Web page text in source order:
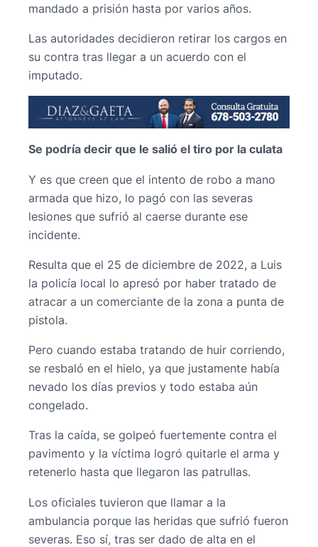
mandado a prisión hasta por varios años.
Las autoridades decidieron retirar los cargos en
su contra tras llegar a un acuerdo con el
imputado.
Se podría decir que le salió el tiro por la culata
Y es que creen que el intento de robo a mano
armada que hizo, lo pagó con las severas
lesiones que sufrió al caerse durante ese
incidente.
Resulta que el 25 de diciembre de 2022, a Luis
la policía local lo apresó por haber tratado de
atracar a un comerciante de la zona a punta de
pistola.
Pero cuando estaba tratando de huir corriendo,
se resbaló en el hielo, ya que justamente había
nevado los días previos y todo estaba aún
congelado.
Tras la caída, se golpeó fuertemente contra el
pavimento y la víctima logró quitarle el arma y
retenerlo hasta que llegaron las patrullas.
Los oficiales tuvieron que llamar a la
ambulancia porque las heridas que sufrió fueron
severas. Eso sí, tras ser dado de alta en el